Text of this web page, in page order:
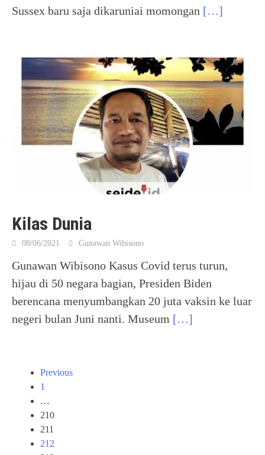
Sussex baru saja dikaruniai momongan […]
Kilas Dunia
08/06/2021 Gunawan Wibisono
Gunawan Wibisono Kasus Covid terus turun,
hijau di 50 negara bagian, Presiden Biden
berencana menyumbangkan 20 juta vaksin ke luar
negeri bulan Juni nanti. Museum […]
Posts
navigation
Previous
1
…
210
211
212